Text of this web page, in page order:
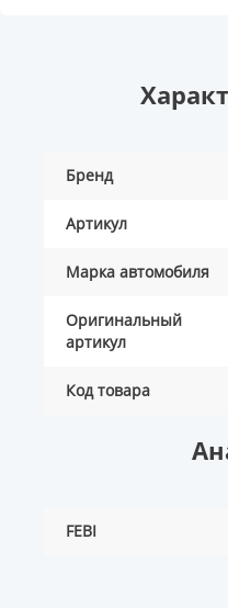
Бренд
Артикул
Марка автомобиля
Оригинальный
артикул
Код товара
FEBI